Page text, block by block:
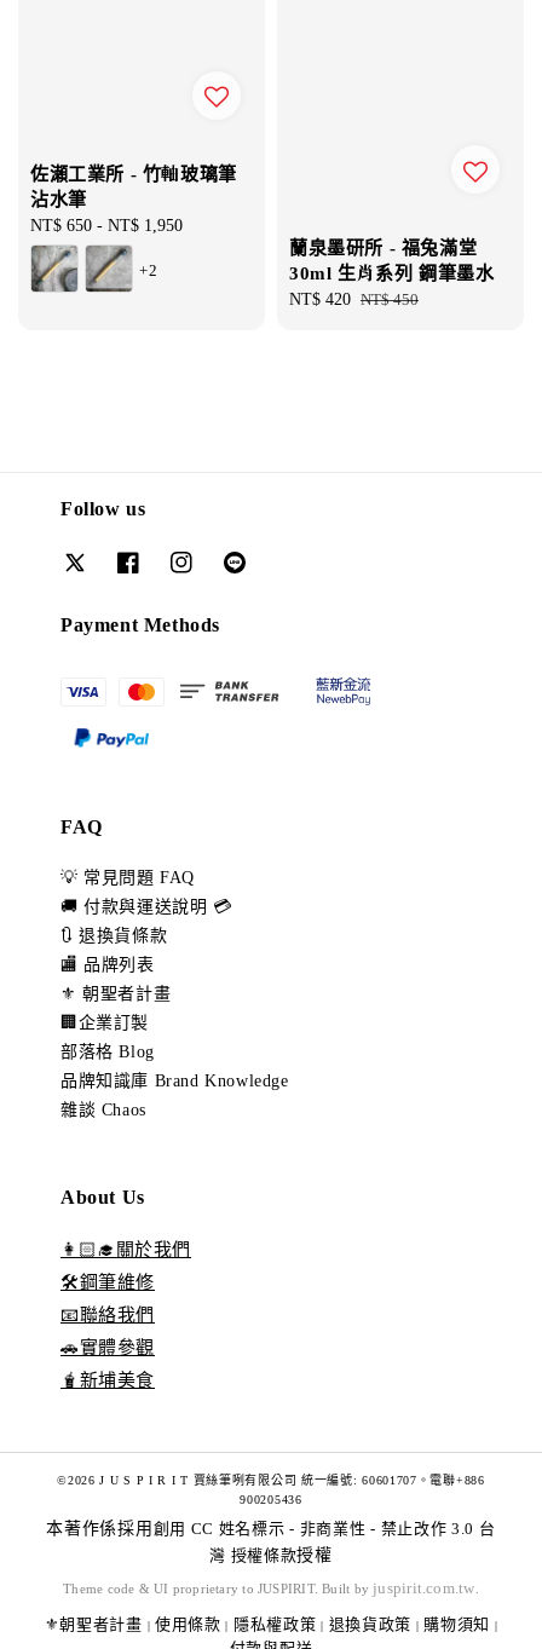
佐瀬工業所 - 竹軸玻璃筆
沾水筆
Regular
price
NT$ 650 - NT$ 1,950
+2
蘭泉墨研所 - 福兔滿堂
30ml 生肖系列 鋼筆墨水
Sale
NT$ 420 Regular
NT$ 450
Follow us
Payment Methods
FAQ
💡 常見問題 FAQ
🚚 付款與運送說明 💳
🔃 退換貨條款
🏬 品牌列表
⚜️ 朝聖者計畫
🏢企業訂製
部落格 Blog
品牌知識庫 Brand Knowledge
雜談 Chaos
About Us
👩🏻‍🎓關於我們
🛠️鋼筆維修
📧聯絡我們
🚗實體參觀
🧋新埔美食
©2026 J U S P I R I T 賈絲筆咧有限公司 統一編號: 60601707。電聯+886
900205436
本著作係採用 創用 CC 姓名標示 - 非商業性 - 禁止改作 3.0 台
灣 授權條款授權
Theme code & UI proprietary to JUSPIRIT. Built by juspirit.com.tw
⚜️朝聖者計畫 | 使用條款 | 隱私權政策 | 退換貨政策 | 購物須知 |